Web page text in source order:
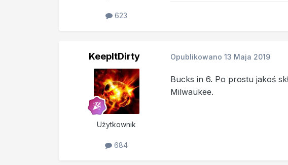
623
KeepItDirty
Użytkownik
684
Opublikowano 13 Maja 2019
Bucks in 6. Po prostu jakoś
Milwaukee.